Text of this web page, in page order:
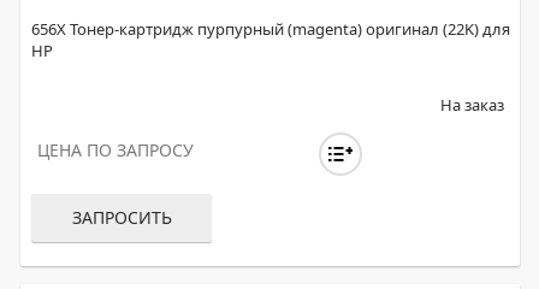
656X Тонер-картридж пурпурный (magenta) оригинал (22K) для
HP
На заказ
ЦЕНА ПО ЗАПРОСУ
ЗАПРОСИТЬ